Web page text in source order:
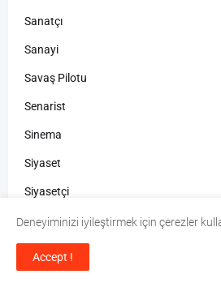
Sanatçı
Sanayi
Savaş Pilotu
Senarist
Sinema
Siyaset
Siyasetçi
Spor
Deneyiminizi iyileştirmek için çerezler
Accept !